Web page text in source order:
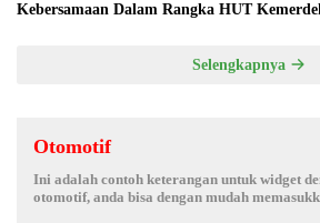
Kebersamaan Dalam Rangka HUT
Selengkapnya
Otomotif
Ini adalah contoh keterangan untuk widget
otomotif, anda bisa dengan mudah